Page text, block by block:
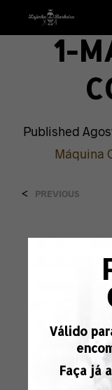
1-
Published
Máquina
< PREVIOUS
Válido
Faça já